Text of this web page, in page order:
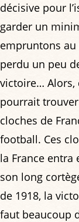
décisive pour
garder un
empruntons
perdu un peu
victoire… Alors,
pourrait
cloches de
football. Ces
la France entra
son long
de 1918, la
faut beaucoup